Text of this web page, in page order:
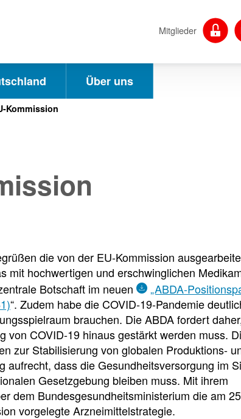
Mitglieder
Über uns
Kommission
die von der EU-Kommission
mit hochwertigen und erschwinglichen
Botschaft im neuen
„ABDA-
“. Zudem habe die COVID-19-Pandemie
brauchen. Die ABDA fordert
COVID-19 hinaus gestärkt werden muss.
zur Stabilisierung von globalen Produktions-
aufrecht, dass die Gesundheitsversorgung im
Gesetzgebung bleiben muss. Mit ihrem
dem Bundesgesundheitsministerium die am
vorgelegte Arzneimittelstrategie.